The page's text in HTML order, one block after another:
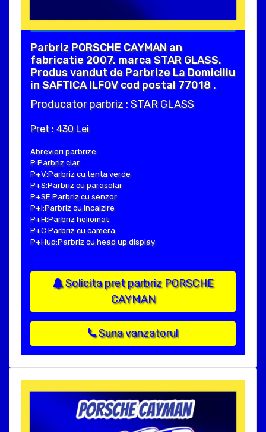
Parbriz PORSCHE CAYMAN an
fabricatie 2007, marca STAR GLASS.
Produs vandut de Parbrize La Domiciliu
in SAFTICA ILFOV cod postal 77018 .
Producator parbriz : STAR GLASS
Pret : 430 Lei
Abrevieri parbrize:
P:Parbriz clar
P+V:Parbriz cu tenta verde
P+S:Parbriz cu parasolar
P+SE:Parbriz cu senzor
P+I:Parbriz cu incalzire
P+H:Parbriz heliomat
P+C:Parbriz cu camera
P+Hud:Parbriz cu head up display
Solicita pret parbriz PORSCHE
CAYMAN
Suna vanzatorul